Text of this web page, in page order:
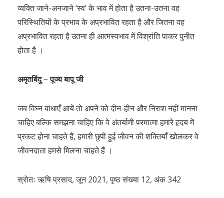
व्यक्ति जाने-अनजाने ‘स्व’ के भाव में होता है उतना-उतना वह
परिस्थितियों के प्रभाव के अप्रभावित रहता है और जितना वह
अप्रभावित रहता है उतना ही आत्मस्वभाव में विश्रांति पाकर पुनीत
होता है ।
अमृतबिंदु – पूज्य बापू जी
जब विघ्न बाधाएँ आयें तो अपने को दीन-हीन और निराश नहीं मानना
चाहिए बल्कि समझना चाहिए कि वे अंतर्यामी परमात्मा हमारे हृदय में
प्रकट होना चाहते हैं, हमारी छुपी हुई जीवन की शक्तियाँ खोलकर वे
जीवनदाता हमसे मिलना चाहते हैं ।
स्रोतः ऋषि प्रसाद, जून 2021, पृष्ठ संख्या 12, अंक 342